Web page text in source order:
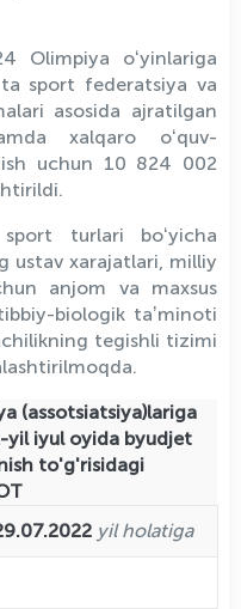
Olimpiya oʻyinlariga
sport federatsiya va
asosida ajratilgan
xalqaro oʻquv-
uchun 10 824 002
turlari boʻyicha
ustav xarajatlari, milliy
anjom va maxsus
biologik taʼminoti
tegishli tizimi
(assotsiatsiya)lariga
yil iyul oyida byudjet
to'g'risidagi
yil holatiga